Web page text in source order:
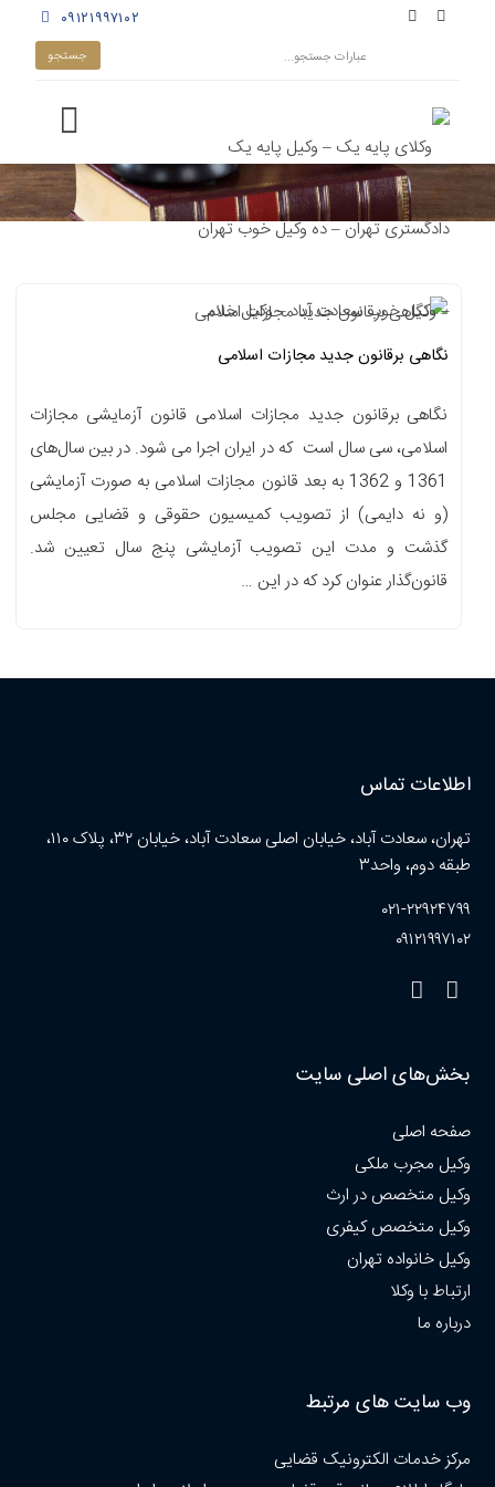
۰۹۱۲۱۹۹۷۱۰۲
نگاهی برقانون جدید مجازات اسلامی
نگاهی برقانون جدید مجازات اسلامی قانون آزمایشی مجازات
اسلامی، سی سال است که در ایران اجرا می شود. در بین سال‌های
1361 و 1362 به بعد قانون مجازات اسلامی به صورت آزمایشی
(و نه دایمی) از تصویب کمیسیون حقوقی و قضایی مجلس
گذشت و مدت این تصویب آزمایشی پنج سال تعیین شد.
قانون‌گذار عنوان کرد که در این …
اطلاعات تماس
تهران، سعادت آباد، خیابان اصلی سعادت آباد، خیابان ۳۲، پلاک ۱۱۰،
طبقه دوم، واحد۳
۰۲۱-۲۲۹۲۴۷۹۹
۰۹۱۲۱۹۹۷۱۰۲
بخش‌های اصلی سایت
صفحه اصلی
وکیل مجرب ملکی
وکیل متخصص در ارث
وکیل متخصص کیفری
وکیل خانواده تهران
ارتباط با وکلا
درباره ما
وب سایت های مرتبط
مرکز خدمات الکترونیک قضایی